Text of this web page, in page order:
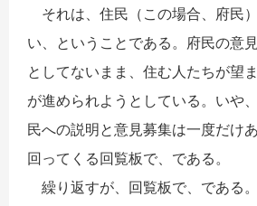
それは、住民（この場合、府民
い、ということである。府民の意
としてないまま、住む人たちが望
が進められようとしている。いや
民への説明と意見募集は一度だけ
回ってくる回覧板で、である。
繰り返すが、回覧板で、である。